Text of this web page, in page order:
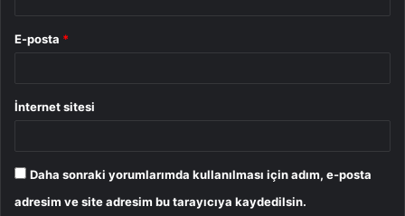
E-posta *
İnternet sitesi
Daha sonraki yorumlarımda kullanılması için adım, e-posta
adresim ve site adresim bu tarayıcıya kaydedilsin.